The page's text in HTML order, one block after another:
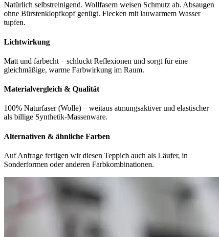
Natürlich selbstreinigend. Wollfasern weisen Schmutz ab. Absaugen
ohne Bürstenklopfkopf genügt. Flecken mit lauwarmem Wasser
tupfen.
Lichtwirkung
Matt und farbecht – schluckt Reflexionen und sorgt für eine
gleichmäßige, warme Farbwirkung im Raum.
Materialvergleich & Qualität
100% Naturfaser (Wolle) – weitaus atmungsaktiver und elastischer
als billige Synthetik-Massenware.
Alternativen & ähnliche Farben
Auf Anfrage fertigen wir diesen Teppich auch als Läufer, in
Sonderformen oder anderen Farbkombinationen.